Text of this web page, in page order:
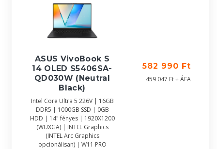
ASUS VivoBook S
14 OLED S5406SA-
QD030W (Neutral
Black)
Intel Core Ultra 5 226V | 16GB
DDR5 | 1000GB SSD | 0GB
HDD | 14" fényes | 1920X1200
(WUXGA) | INTEL Graphics
(INTEL Arc Graphics
opcionálisan) | W11 PRO
582 990 Ft
459 047 Ft + ÁFA